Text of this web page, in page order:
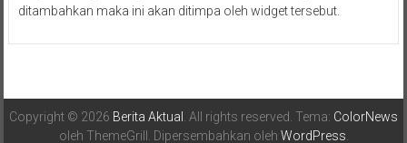
ditambahkan maka ini akan ditimpa oleh widget tersebut.
Copyright © 2026 Berita Aktual . All rights reserved. Tema: ColorNews
oleh ThemeGrill. Dipersembahkan oleh WordPress